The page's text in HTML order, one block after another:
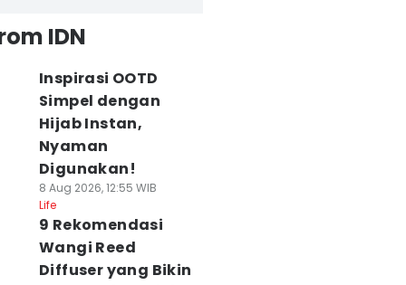
IDN
Inspirasi OOTD
Simpel dengan
Hijab Instan,
Nyaman
Digunakan!
8 Aug 2026, 12:55 WIB
Life
9 Rekomendasi
Wangi Reed
Diffuser yang Bikin